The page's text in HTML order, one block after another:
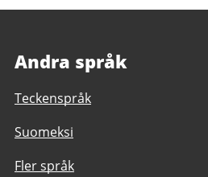
Andra språk
Teckenspråk
Suomeksi
Fler språk